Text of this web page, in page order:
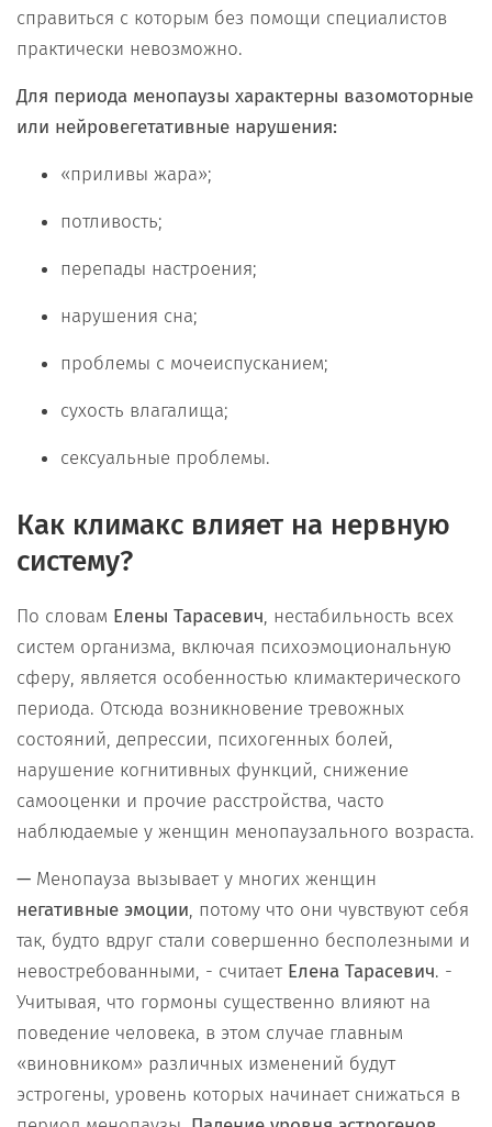
справиться с которым без помощи специалистов
практически невозможно.
Для периода менопаузы характерны вазомоторные
или нейровегетативные нарушения:
«приливы жара»;
потливость;
перепады настроения;
нарушения сна;
проблемы с мочеиспусканием;
сухость влагалища;
сексуальные проблемы.
Как климакс влияет на нервную
систему?
По словам Елены Тарасевич, нестабильность всех
систем организма, включая психоэмоциональную
сферу, является особенностью климактерического
периода. Отсюда возникновение тревожных
состояний, депрессии, психогенных болей,
нарушение когнитивных функций, снижение
самооценки и прочие расстройства, часто
наблюдаемые у женщин менопаузального возраста.
— Менопауза вызывает у многих женщин
негативные эмоции, потому что они чувствуют себя
так, будто вдруг стали совершенно бесполезными и
невостребованными, - считает Елена Тарасевич. -
Учитывая, что гормоны существенно влияют на
поведение человека, в этом случае главным
«виновником» различных изменений будут
эстрогены, уровень которых начинает снижаться в